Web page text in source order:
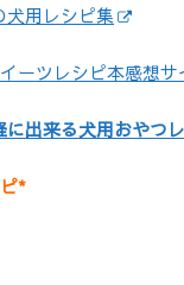
犬用レシピ集
ーツレシピ本感想サ
に出来る犬用おやつ
*